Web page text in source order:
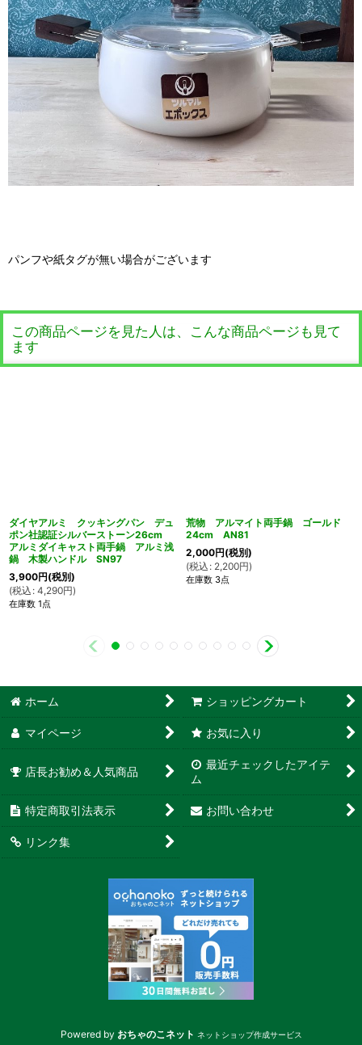
パンフや紙タグが無い場合がございます
この商品ページを見た人は、こんな商品ページも見て
ます
ダイヤアルミ クッキングパン デュ
ポン社認証シルバーストーン26cm
アルミダイキャスト両手鍋 アルミ浅
鍋 木製ハンドル SN97
3,900円(税別)
(税込 : 4,290円)
在庫数 1点
荒物 アルマイト両手鍋 ゴールド
24cm AN81
2,000円(税別)
(税込 : 2,200円)
在庫数 3点
ホーム ショッピングカート
マイページ お気に入り
店長お勧め＆人気商品
最近チェックしたアイテ
ム
特定商取引法表示 お問い合わせ
リンク集
Powered by おちゃのこネット ネットショップ作成サービス